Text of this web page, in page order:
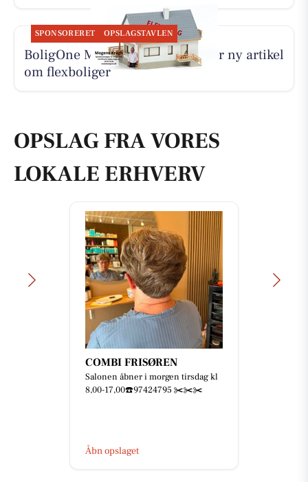
SPONSORERET OPSLAGSTAVLEN
BoligOne Mogens Kragh I/S deler ny artikel
om flexboliger
OPSLAG FRA VORES
LOKALE ERHVERV
COMBI FRISØREN
Salonen åbner i morgen tirsdag kl
8,00-17,00☎️97424795 ✂️✂️✂️
Åbn opslaget